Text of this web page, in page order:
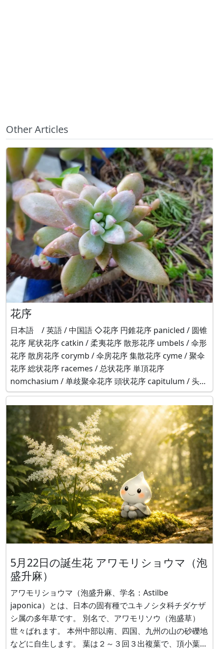
Other Articles
花序
日本語 / 英語 / 中国語 ◇花序 円錐花序 panicled / 圆锥
花序 尾状花序 catkin / 柔夷花序 散形花序 umbels / 伞形
花序 散房花序 corymb / 伞房花序 集散花序 cyme / 聚伞
花序 総状花序 racemes / 总状花序 単頂花序
nomchasium / 单歧聚伞花序 頭状花序 capitulum / 头状
花序 肉穂花序 spa
5月22日の誕生花 アワモリショウマ（泡
盛升麻）
アワモリショウマ（泡盛升麻、学名：Astilbe
japonica）とは、日本の固有種でユキノシタ科チダケザ
シ属の多年草です。 別名で、アワモリソウ（泡盛草）
世々ばれます。 本州中部以南、四国、九州の山の砂礫地
などに自生します。 葉は２～３回３出複葉で、頂小葉は